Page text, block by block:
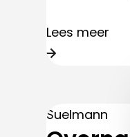
Lees meer
Suelmann